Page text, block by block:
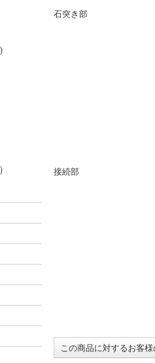
石突き部
接続部
この商品に対するお客